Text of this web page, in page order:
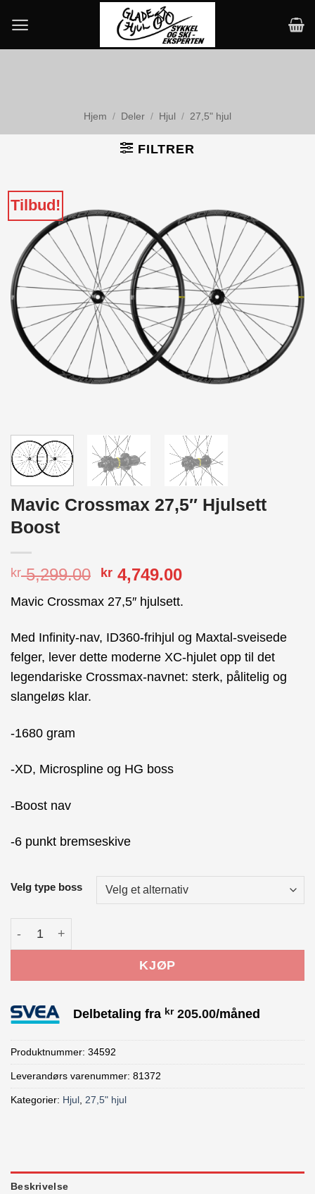
content
Hjem / Deler / Hjul / 27,5" hjul
FILTRER
Tilbud!
Mavic Crossmax 27,5″ Hjulsett
Boost
kr5,299.00 Opprinnelig
var:
kr 4,749.00Nåværende
er:
Mavic Crossmax 27,5″ hjulsett.
Med Infinity-nav, ID360-frihjul og Maxtal-sveisede
felger, lever dette moderne XC-hjulet opp til det
legendariske Crossmax-navnet: sterk, pålitelig og
slangeløs klar.
-1680 gram
-XD, Microspline og HG boss
-Boost nav
-6 punkt bremseskive
Velg type boss
Mavic Crossmax 27,5" Hjulsett Boost antall
KJØP
Delbetaling fra kr205.00/måned
Produktnummer: 34592
Leverandørs varenummer: 81372
Kategorier: Hjul 27,5" hjul
Beskrivelse